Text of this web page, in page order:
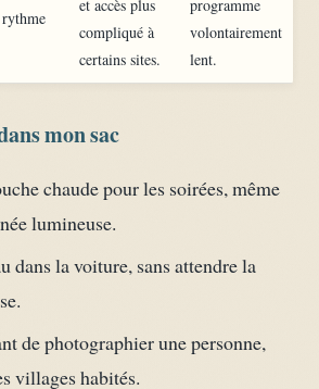
et accès plus
compliqué à
certains sites.
programme
volontairement
lent.
mon sac
chaude pour les soirées, même
lumineuse.
dans la voiture, sans attendre la
de photographier une personne,
villages habités.